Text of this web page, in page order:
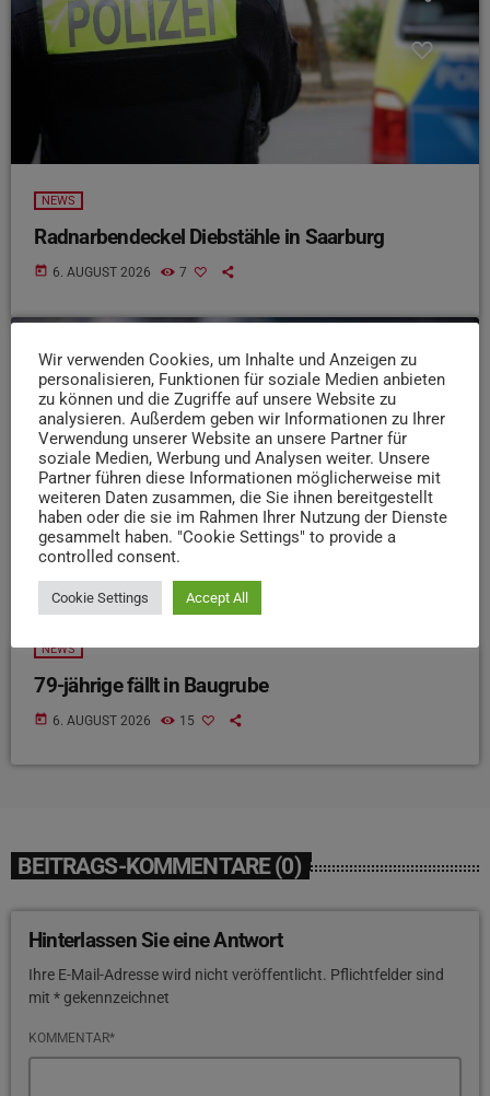
NEWS
Radnarbendeckel Diebstähle in Saarburg
today 6. AUGUST 2026 7
insert_link
NEWS
79-jährige fällt in Baugrube
today 6. AUGUST 2026 15
BEITRAGS-KOMMENTARE (0)
Hinterlassen Sie eine Antwort
Ihre E-Mail-Adresse wird nicht veröffentlicht. Pflichtfelder sind
mit * gekennzeichnet
KOMMENTAR*
Wir verwenden Cookies, um Inhalte und Anzeigen zu
personalisieren, Funktionen für soziale Medien anbieten
zu können und die Zugriffe auf unsere Website zu
analysieren. Außerdem geben wir Informationen zu Ihrer
Verwendung unserer Website an unsere Partner für
soziale Medien, Werbung und Analysen weiter. Unsere
Partner führen diese Informationen möglicherweise mit
weiteren Daten zusammen, die Sie ihnen bereitgestellt
haben oder die sie im Rahmen Ihrer Nutzung der Dienste
gesammelt haben. "Cookie Settings" to provide a
controlled consent.
Cookie Settings Accept All